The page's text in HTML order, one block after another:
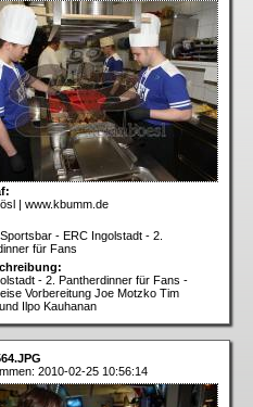
| www.kbumm.de
- ERC Ingolstadt - 2.
für Fans
- 2. Pantherdinner für Fans -
Vorbereitung Joe Motzko Tim
Ilpo Kauhanan
2010-02-25 10:56:14